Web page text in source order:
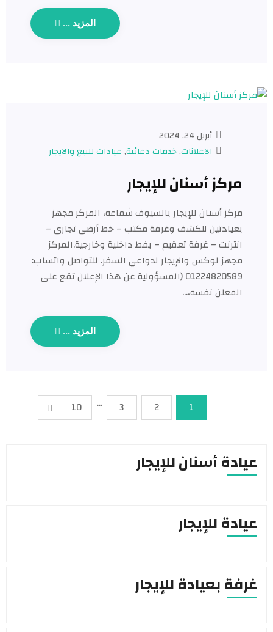
المزيد ...
أبريل 24, 2024
الاعلانات,خدمات دعائية,عيادات للبيع والايجار​
مركز أسنان للإيجار
مركز أسنان للإيجار بالسيوف شماعة، المركز مجهز
بعيادتين للكشف وغرفة مكتب – خط أرضي تجاري –
انترنت – غرفة تعقيم – يفط داخلية وخارجية.المركز
مجهز لوكس والإيجار لدواعي السفر. للتواصل واتساب:
01224820589 (المسؤولية عن هذا الإعلان تقع على
المعلن نفسه،…
المزيد ...
1
2
3
…
10
عيادة أسنان للإيجار
عيادة للإيجار
غرفة بعيادة للإيجار